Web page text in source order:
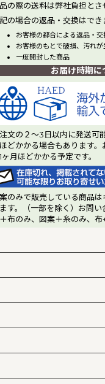
の際の送料は弊社負担とさ
の場合の返品・交換はでき
お客様の都合による返品・交
お客様のもとで破損、汚れ
一度開封した商品
お届け時期に
文の２～3日以内に発送可
どかかる場合もあります
ヶ月ほどかかる予定です。
のみで販売している商品
す。（一部を除く）お問い
布のみ、図案＋糸のみ、布